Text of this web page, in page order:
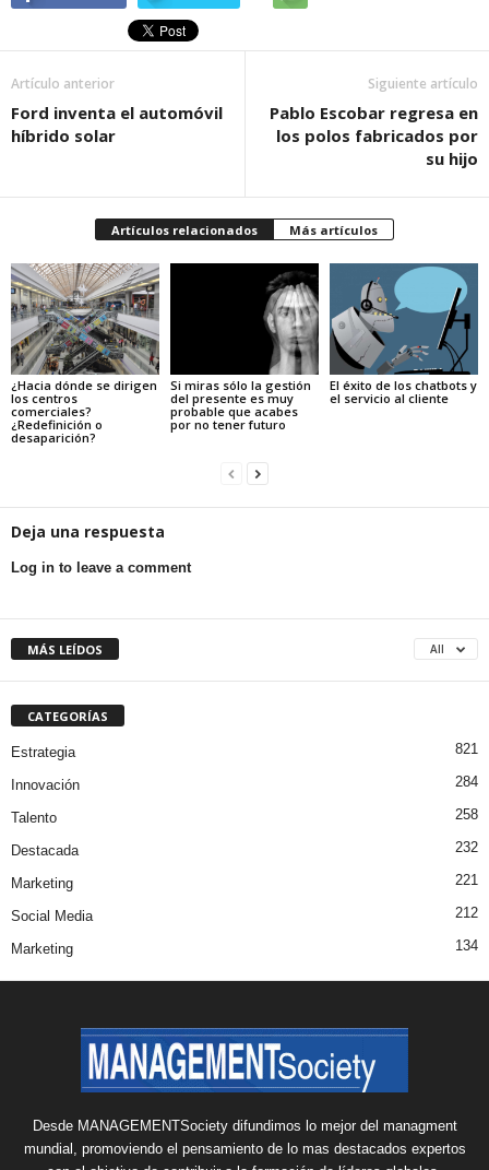
Artículo anterior
Ford inventa el automóvil
híbrido solar
Siguiente artículo
Pablo Escobar regresa en
los polos fabricados por
su hijo
Artículos relacionados Más artículos
¿Hacia dónde se dirigen
los centros
comerciales?
¿Redefinición o
desaparición?
Si miras sólo la gestión
del presente es muy
probable que acabes
por no tener futuro
El éxito de los chatbots y
el servicio al cliente
Deja una respuesta
Log in to leave a comment
MÁS LEÍDOS All
CATEGORÍAS
Estrategia 821
Innovación 284
Talento 258
Destacada 232
Marketing 221
Social Media 212
Marketing 134
Desde MANAGEMENTSociety difundimos lo mejor del managment
mundial, promoviendo el pensamiento de lo mas destacados expertos